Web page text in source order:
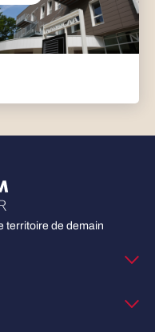
territoire de demain